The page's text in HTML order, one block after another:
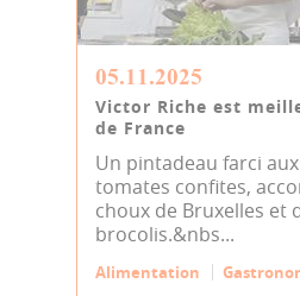
05.11.2025
Victor Riche est
de France
Un pintadeau farci
tomates confites,
choux de Bruxelles et
brocolis.&nbs...
Alimentation